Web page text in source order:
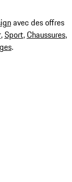
avec des offres
,Sport,Chaussures,
.